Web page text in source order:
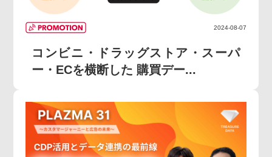
2024-08-07
コンビニ・ドラッグストア・スーパ
ー・ECを横断した 購買デー...